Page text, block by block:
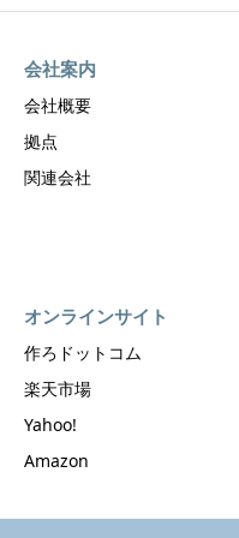
会社案内
会社概要
拠点
関連会社
オンラインサイト
作ろドットコム
楽天市場
Yahoo!
Amazon